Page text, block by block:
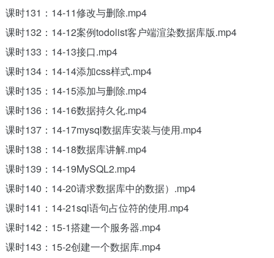
课时131：14-11修改与删除.mp4
课时132：14-12案例todolist客户端渲染数据库版.mp4
课时133：14-13接口.mp4
课时134：14-14添加css样式.mp4
课时135：14-15添加与删除.mp4
课时136：14-16数据持久化.mp4
课时137：14-17mysql数据库安装与使用.mp4
课时138：14-18数据库讲解.mp4
课时139：14-19MySQL2.mp4
课时140：14-20请求数据库中的数据）.mp4
课时141：14-21sql语句占位符的使用.mp4
课时142：15-1搭建一个服务器.mp4
课时143：15-2创建一个数据库.mp4